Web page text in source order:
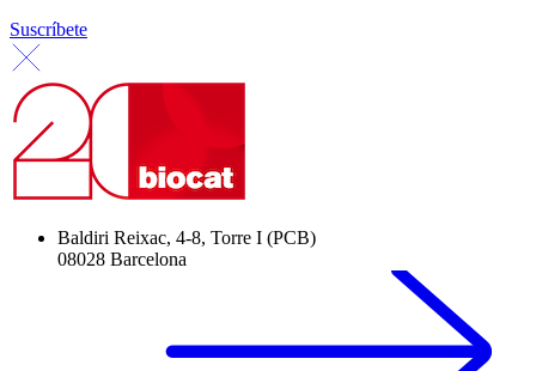
Suscríbete
Baldiri Reixac, 4-8, Torre I (PCB)
08028 Barcelona